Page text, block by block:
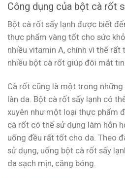
Công dụng của bột cà rốt
Bột cà rốt sấy lạnh được biết
thực phẩm vàng tốt cho sức
nhiều vitamin A, chính vì thế
nhiều bột cà rốt giúp đôi mắt
Cà rốt cũng là một trong
làn da. Bột cà rốt sấy lạnh có
xuyên như một loại thực phẩm
cà rốt có thể sử dụng làm hỗn
uống đều rất tốt cho da. Theo
sử dụng, uống bột cà rốt sấy
da sạch mịn, căng bóng.